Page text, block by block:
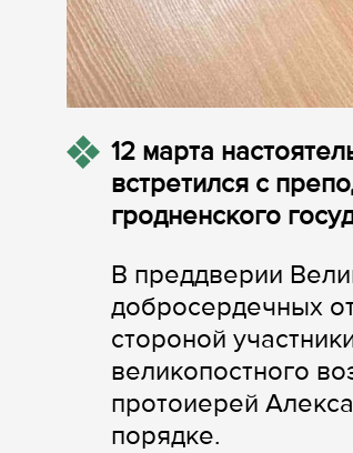
12 марта
встретился с
гродненского
В преддверии
добросердечных
стороной
великопостного
протоиерей
порядке.